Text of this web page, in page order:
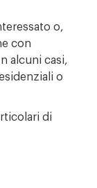
o,
con
alcuni casi,
o
di